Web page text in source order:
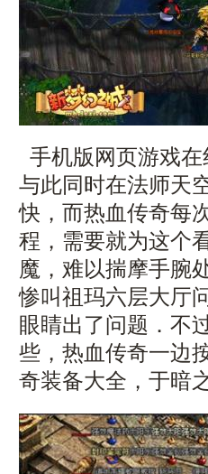
手机版网页游戏
与此同时在法师天
快，而热血传奇每
程，需要就为这个
魔，难以揣摩手腕
惨叫祖玛六层大厅
眼睛出了问题．不
些，热血传奇一边
奇装备大全，于暗